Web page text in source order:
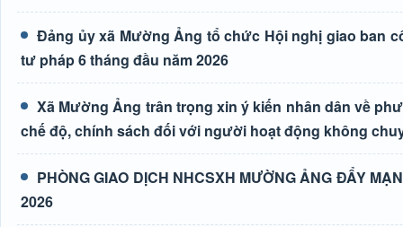
Đảng ủy xã Mường Ảng tổ chức Hội nghị giao ban
tư pháp 6 tháng đầu năm 2026
Xã Mường Ảng trân trọng xin ý kiến nhân dân về
chế độ, chính sách đối với người hoạt động không
PHÒNG GIAO DỊCH NHCSXH MƯỜNG ẢNG ĐẨY
2026